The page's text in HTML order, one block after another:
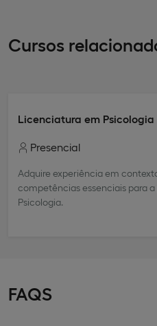
Cursos
Licenciatura em Psicologia
Presencial
Adquire experiência em
competências essenciais para
Psicologia.
FAQS